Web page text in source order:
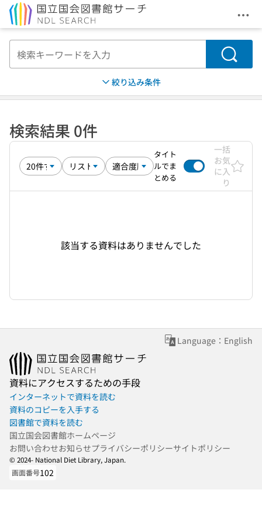
メ
検索
絞り込み条件
検索結果 0件
タイト
ルでま
とめる
一括
お気
に入
り
該当する資料はありませんでした
Language：English
資料にアクセスするための手段
インターネットで資料を読む
資料のコピーを入手する
図書館で資料を読む
国立国会図書館ホームページ
お問い合わせお知らせプライバシーポリシーサイトポリシー
© 2024- National Diet Library, Japan.
画面番号102